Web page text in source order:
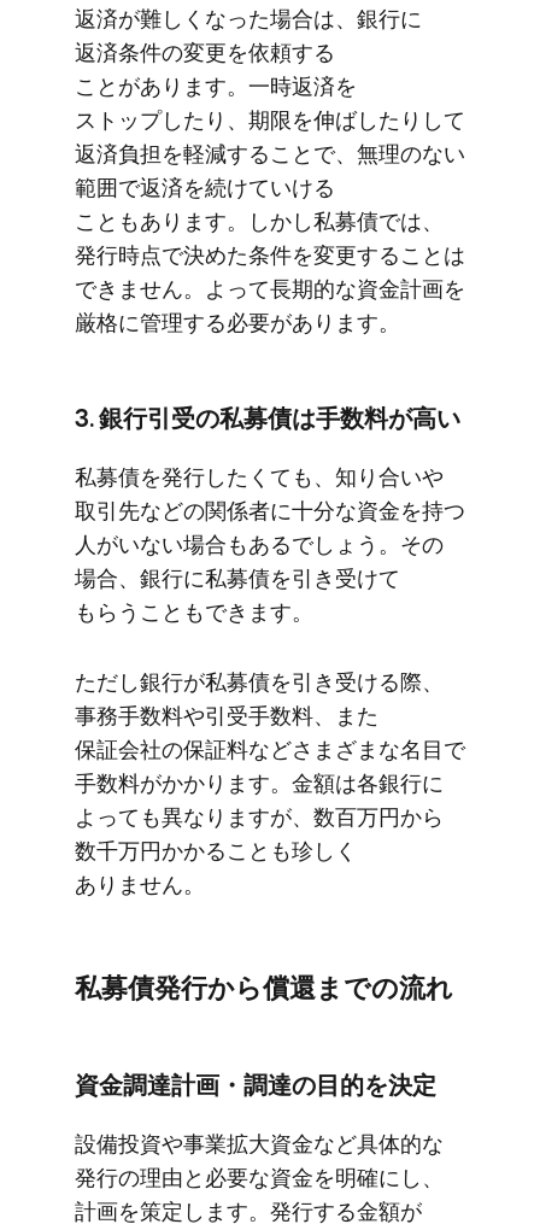
返済が​難しくなった​場合は、​銀行に​
返済条件の​変更を​依頼する​
ことがあります。​一時返済を​
ストップしたり、​期限を​伸ばしたりして​
返済負担を​軽減する​ことで、​無理の​ない​
範囲で​返済を​続けていける​
こともあります。​しかし​私募債では、​
発行時点で​決めた​条件を​変更する​ことは​
できません。​よって​長期的な​資金計画を​
厳格に​管理する​必要が​あります。
3. 銀行引受の​私募債は​手数料が​高い
私募債を​発行したくても、​知り合いや​
取引先などの​関係者に​十分な​資金を​持つ​
人が​いない​場合も​あるでしょう。​その​
場合、​銀行に​私募債を​引き受けて​
もらうことも​できます。
ただし銀行が​私募債を​引き受ける​際、​
事務手数料や​引受手数料、​また​
保証会社の​保証料などさまざまな​名目で​
手数料が​かかります。​金額は​各銀行に​
よっても​異なりますが、​数百万円から​
数千万円かかる​ことも​珍しく​
ありません。
私募債発行から​償還までの​流れ
資金調達計画・調達の​目的を​決定
設備投資や​事業拡大資金など具体的な​
発行の​理由と​必要な​資金を​明確にし、​
計画を​策定します。​発行する​金額が​